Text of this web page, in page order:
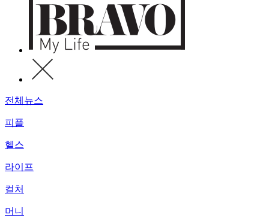
전체뉴스
피플
헬스
라이프
컬처
머니